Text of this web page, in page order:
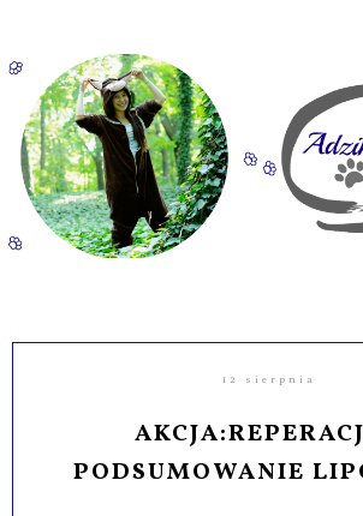
12 sierpnia
PODSUMOWANIE